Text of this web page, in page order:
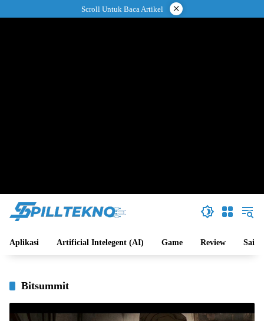
ke
Scroll Untuk Baca Artikel ×
Aplikasi Artificial Intelegent (AI) Game Review Sains
Bitsummit